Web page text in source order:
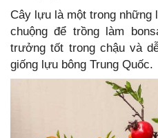
Cây lựu là một trong
chuộng để trồng làm
trưởng tốt trong chậu và
giống lựu bông Trung Quốc.